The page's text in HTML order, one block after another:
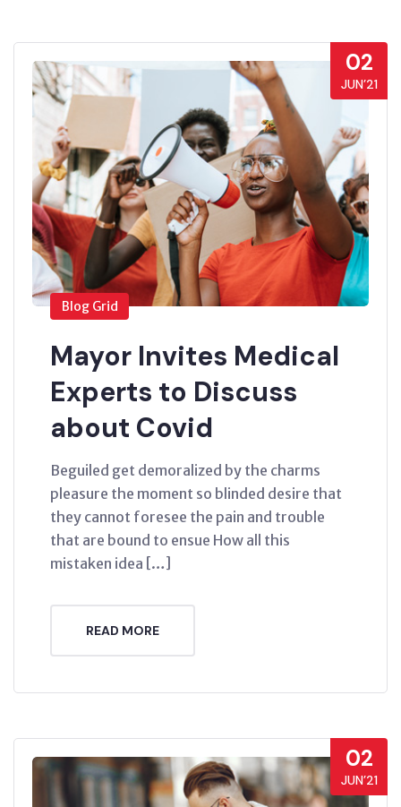
02
JUN’21
Blog Grid
Mayor Invites Medical
Experts to Discuss
about Covid
Beguiled get demoralized by the charms
pleasure the moment so blinded desire that
they cannot foresee the pain and trouble
that are bound to ensue How all this
mistaken idea […]
READ MORE
02
JUN’21